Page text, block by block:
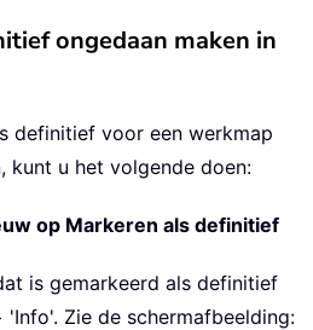
ongedaan maken in
definitief voor een werkmap
kunt u het volgende doen:
op Markeren als definitief
is gemarkeerd als definitief
Zie de schermafbeelding: